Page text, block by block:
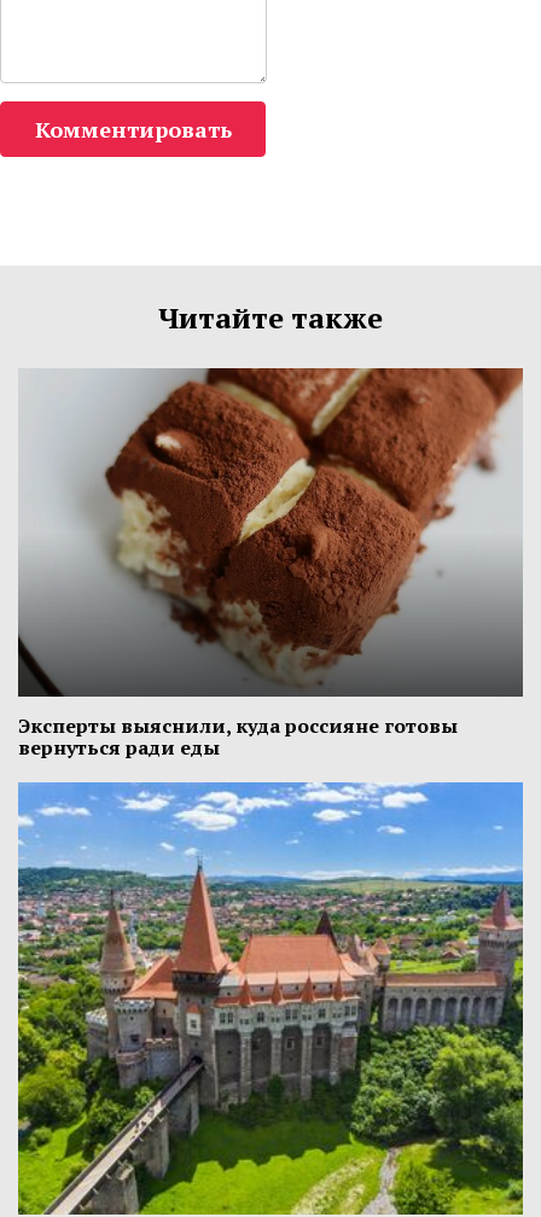
Комментировать
Читайте также
Эксперты выяснили, куда россияне готовы
вернуться ради еды